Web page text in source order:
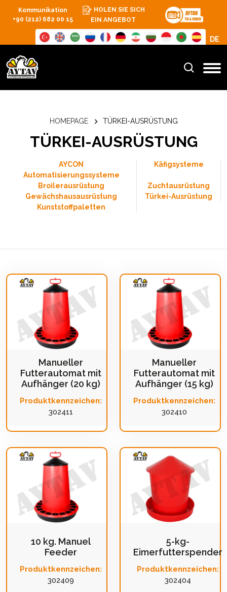
Kommunikation
+90 (212) 682 00 15
HOLEN SIE SICH
EIN ANGEBOT
DE
HOMEPAGE TÜRKEI-AUSRÜSTUNG
TÜRKEI-AUSRÜSTUNG
AYCON
Automatisierungssysteme
Käfigsysteme
Broilerausrüstung
Zuchtausrüstung
Gewächshausausrüstung
Türkei-Ausrüstung
Kunststoffpaletten
Manueller
Futterautomat mit
Aufhänger (20 kg)
Produktkennzeichen:
302411
Manueller
Futterautomat mit
Aufhänger (15 kg)
Produktkennzeichen:
302410
10 kg. Manuel
Feeder
Produktkennzeichen:
302409
5-kg-
Eimerfutterspender
Produktkennzeichen:
302404